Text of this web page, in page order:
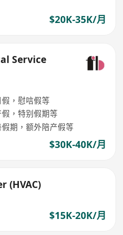
$20K-35K/月
Service
，慰唁假等
，特别假期等
期，额外陪产假等
$30K-40K/月
(HVAC)
$15K-20K/月